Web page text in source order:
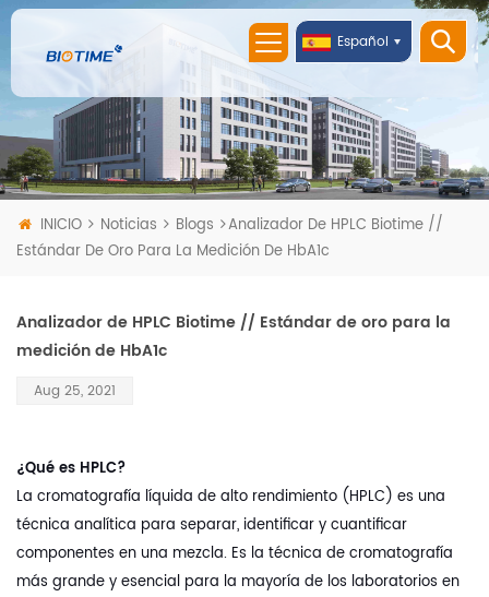
Español
INICIO Noticias Blogs
Analizador De HPLC Biotime //
Estándar De Oro Para La Medición De HbA1c
Analizador de HPLC Biotime // Estándar de oro para la
medición de HbA1c
Aug 25, 2021
¿Qué es HPLC?
La cromatografía líquida de alto rendimiento (HPLC) es una
técnica analítica para separar, identificar y cuantificar
componentes en una mezcla. Es la técnica de cromatografía
más grande y esencial para la mayoría de los laboratorios en